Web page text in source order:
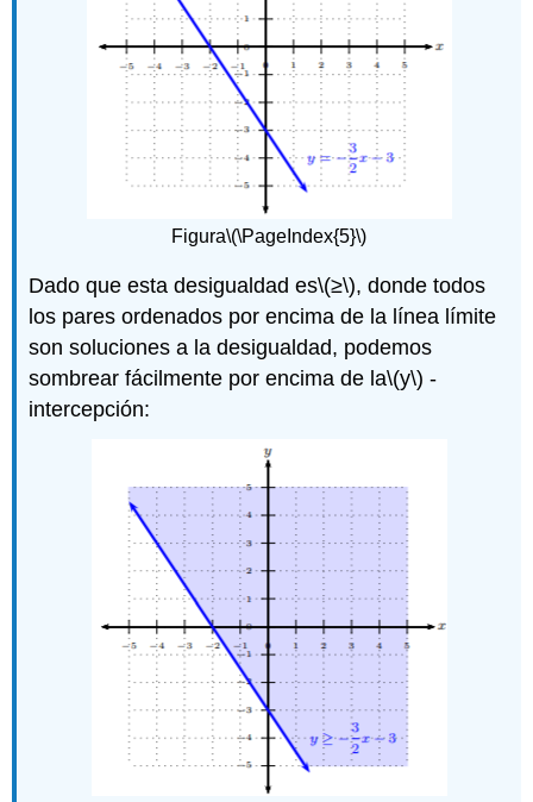
Figura\(\PageIndex{5}\)
Dado que esta desigualdad es\(≥\), donde todos
los pares ordenados por encima de la línea límite
son soluciones a la desigualdad, podemos
sombrear fácilmente por encima de la\(y\) -
intercepción: